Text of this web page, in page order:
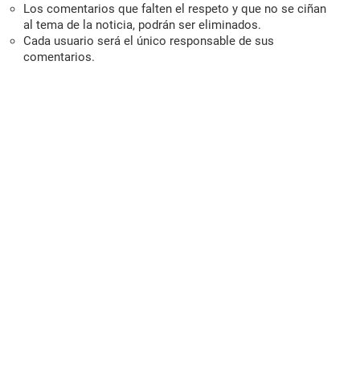
Los comentarios que falten el respeto y que no se ciñan
al tema de la noticia, podrán ser eliminados.
Cada usuario será el único responsable de sus
comentarios.